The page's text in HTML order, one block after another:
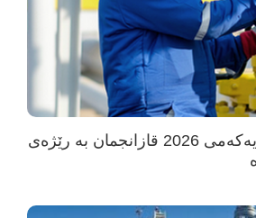
دانە گاز: لە نیوەی یەکەمی 2026 قازانجمان بە رێژەی